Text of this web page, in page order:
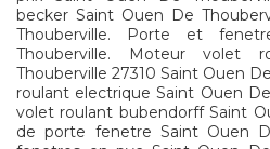
becker Saint Ouen De
Thouberville. Porte et
Thouberville. Moteur volet
Thouberville 27310 Saint Ouen
roulant electrique Saint Ouen
volet roulant bubendorff Saint
de porte fenetre Saint Ouen